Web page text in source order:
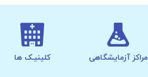
مراکز آزمایشگاهی کلینیـک ها